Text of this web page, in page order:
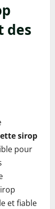
des
sirop
pour
et fiable